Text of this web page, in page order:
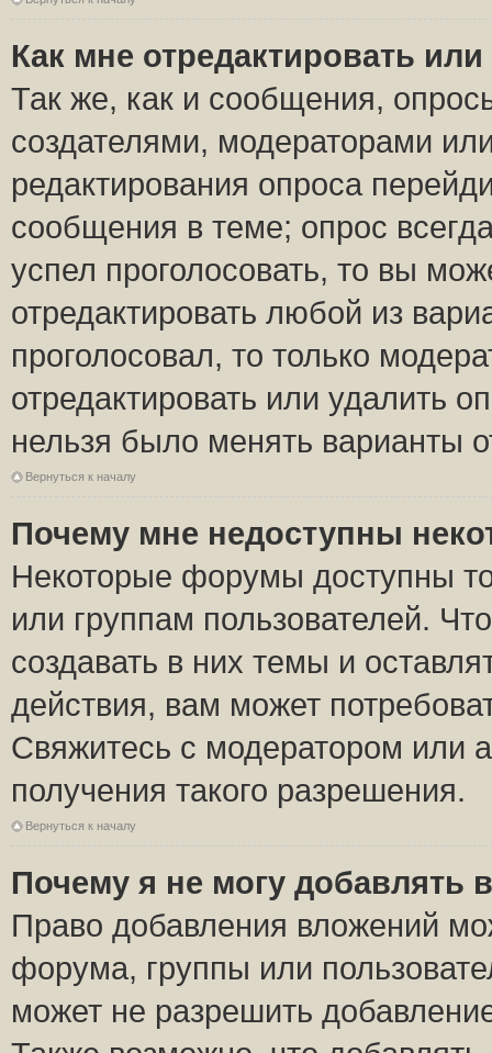
Как мне отредактировать
Так же, как и сообщения,
создателями, модераторами
редактирования опроса
сообщения в теме; опрос
успел проголосовать, то вы
отредактировать любой из
проголосовал, то только
отредактировать или удалить
нельзя было менять варианты
Вернуться к началу
Почему мне недоступны
Некоторые форумы доступны
или группам пользователей.
создавать в них темы и
действия, вам может
Свяжитесь с модератором или
получения такого разрешения.
Вернуться к началу
Почему я не могу добавлять
Право добавления вложений
форума, группы или
может не разрешить